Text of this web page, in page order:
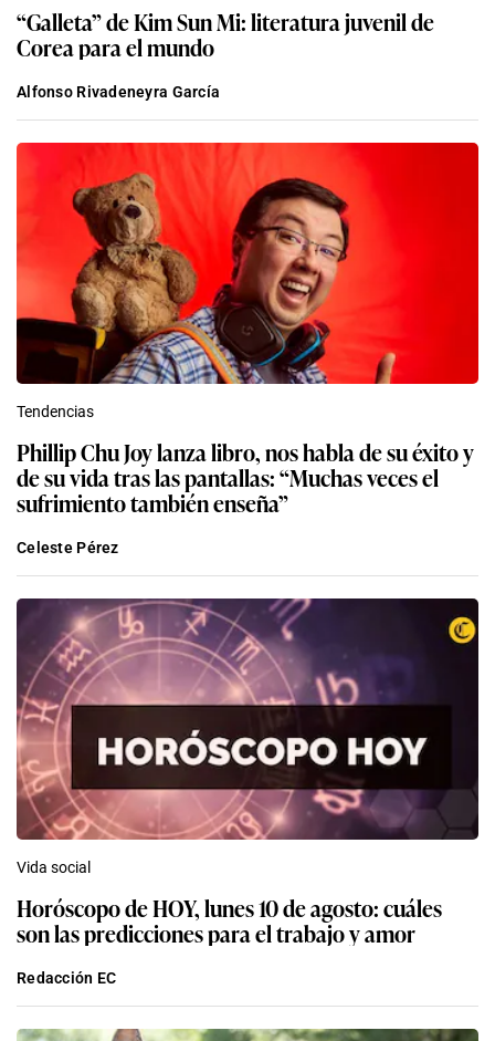
“Galleta” de Kim Sun Mi: literatura juvenil de
Corea para el mundo
Alfonso Rivadeneyra García
Tendencias
Phillip Chu Joy lanza libro, nos habla de su éxito y
de su vida tras las pantallas: “Muchas veces el
sufrimiento también enseña”
Celeste Pérez
Vida social
Horóscopo de HOY, lunes 10 de agosto: cuáles
son las predicciones para el trabajo y amor
Redacción EC